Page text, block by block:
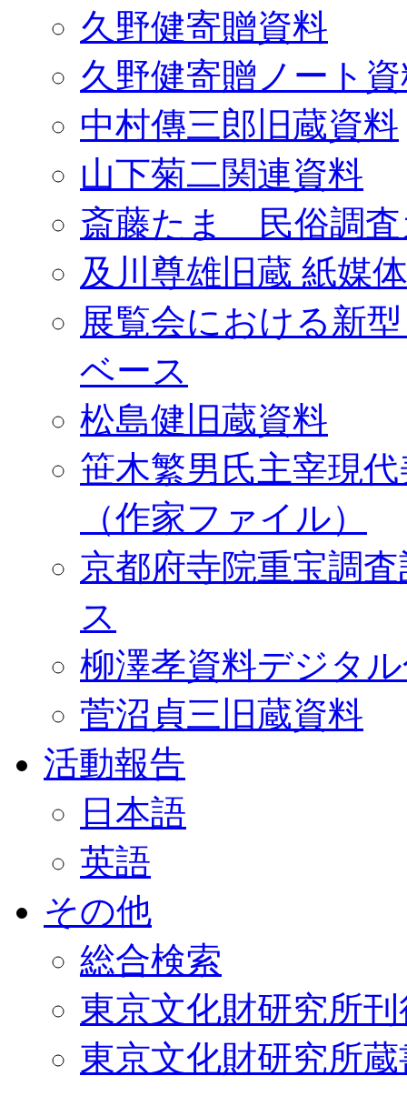
久野健寄贈資料
久野健寄贈ノート
中村傳三郎旧蔵資料
山下菊二関連資料
斎藤たま 民俗調査
及川尊雄旧蔵 紙媒
展覧会における新
ベース
松島健旧蔵資料
笹木繁男氏主宰現
（作家ファイル）
京都府寺院重宝調
ス
柳澤孝資料デジタ
菅沼貞三旧蔵資料
活動報告
日本語
英語
その他
総合検索
東京文化財研究所
東京文化財研究所